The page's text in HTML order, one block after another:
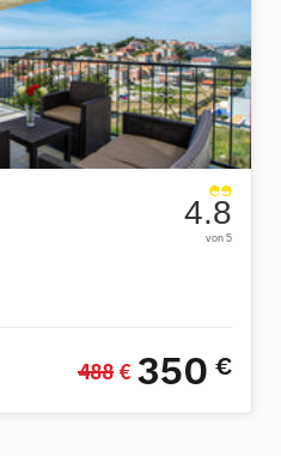
4.8
von 5
488 € 350 €